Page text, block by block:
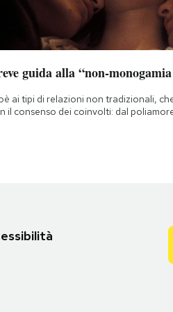
guida alla “non-
ai tipi di relazioni non tradizionali,
il consenso dei coinvolti: dal